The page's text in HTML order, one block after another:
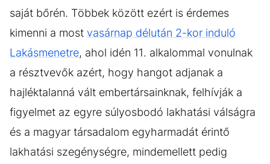
saját bőrén. Többek között ezért is érdemes
kimenni a most vasárnap délután 2-kor induló
Lakásmenetre, ahol idén 11. alkalommal vonulnak
a résztvevők azért, hogy hangot adjanak a
hajléktalanná vált embertársainknak, felhívják a
figyelmet az egyre súlyosbodó lakhatási válságra
és a magyar társadalom egyharmadát érintő
lakhatási szegénységre, mindemellett pedig